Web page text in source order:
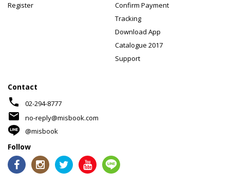
Register
Confirm Payment
Tracking
Download App
Catalogue 2017
Support
Contact
phone 02-294-8777
mail
no-reply@misbook.com
@misbook
Follow